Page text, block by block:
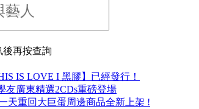
再按查詢
IS LOVE I 黑膠】已經發行！
友廣東精選2CDs重磅登場
天重回大巨蛋周邊商品全新上架 !